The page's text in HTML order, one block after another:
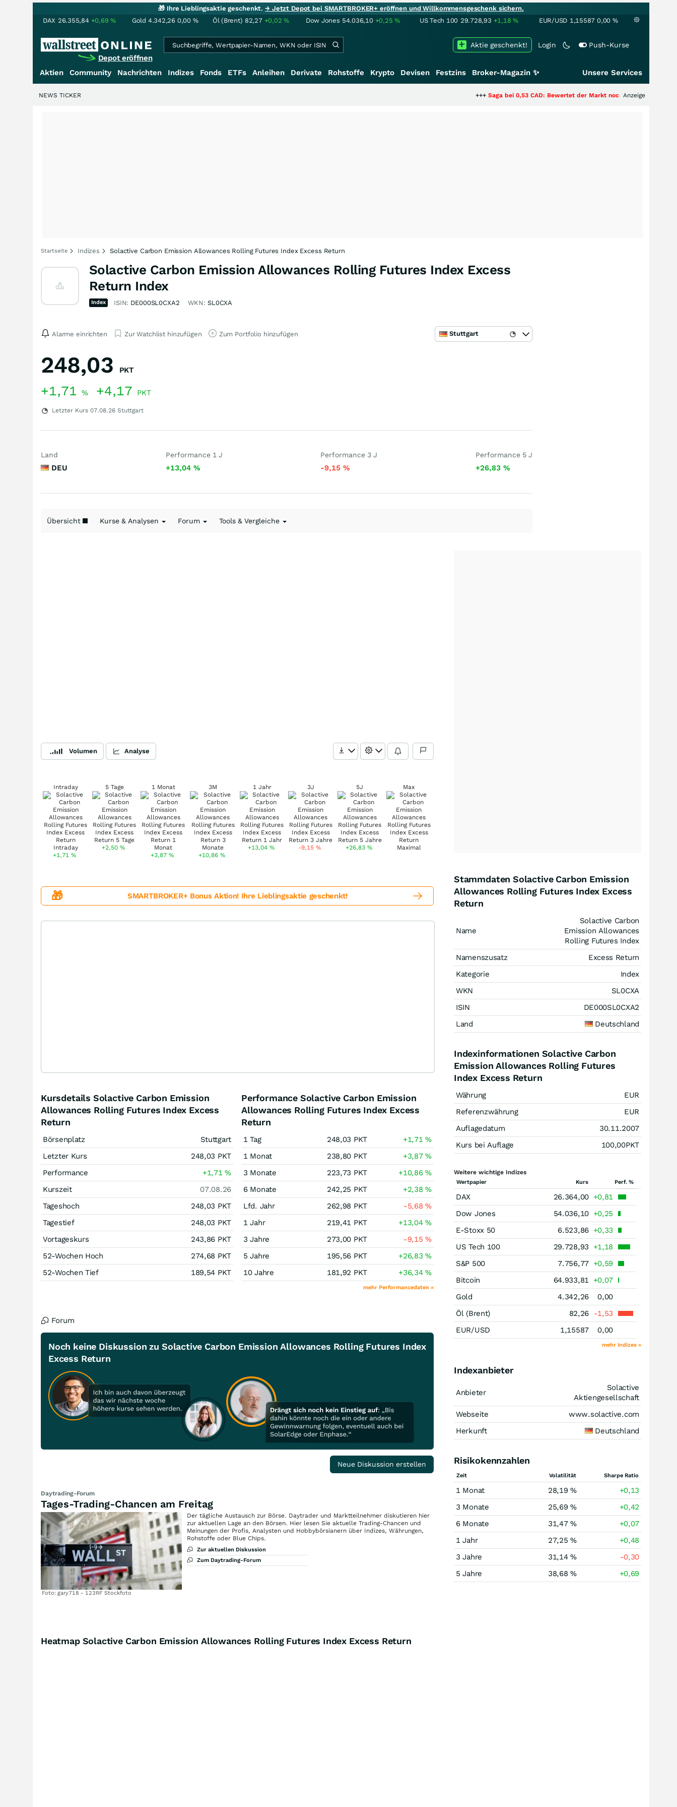
🎁 Ihre Lieblingsaktie geschenkt.→ Jetzt Depot bei SMARTBROKER+ eröffnen und Willkommensgeschenk sichern.
DAX 26.355,84 +0,69% Gold 4.342,26 0,00 % Öl (Brent) 82,27 +0,02% Dow Jones 54.036,10 +0,25% US Tech 100 29.728,93 +1,18% EUR/USD 1,15587 0,00 %
Depot eröffnen
Login Push-Kurse
Aktie geschenkt!
Aktien Community Nachrichten Indizes Fonds ETFs Anleihen Derivate Rohstoffe Krypto Devisen Festzins Broker-Magazin ✨ Unsere Services
Saga bei 0,53 CAD: Bewertet der Markt noch immer nur die Hälfte der
Anzeige
NEWS TICKER
Startseite Indizes Solactive Carbon Emission Allowances Rolling Futures Index Excess Return
Solactive Carbon Emission Allowances Rolling Futures Index Excess
Return Index
Index ISIN: DE000SL0CXA2 WKN: SL0CXA
Alarme einrichten Zur Watchlist hinzufügen Zum Portfolio hinzufügen Stuttgart
248,03 PKT
+1,71 % +4,17 PKT
Letzter Kurs 07.08.26 Stuttgart
Land
DEU
Performance 1 J
+13,04 %
Performance 3 J
-9,15%
Performance 5 J
+26,83 %
Übersicht Kurse & Analysen Forum Tools & Vergleiche
Volumen Analyse
Intraday
+1,71%
5 Tage
+2,50%
1 Monat
+3,87%
3M
+10,86%
1 Jahr
+13,04 %
3J
-9,15%
5J
+26,83 %
Max
🎁 SMARTBROKER+ Bonus Aktion! Ihre Lieblingsaktie geschenkt!
Kursdetails Solactive Carbon Emission
Allowances Rolling Futures Index Excess
Return
Börsenplatz
Stuttgart
Letzter Kurs
248,03 PKT
Performance
+1,71%
Kurszeit
07.08.26
Tageshoch
248,03 PKT
Tagestief
248,03 PKT
Vortageskurs
243,86 PKT
52-Wochen Hoch
274,68 PKT
52-Wochen Tief
189,54 PKT
Performance Solactive Carbon Emission
Allowances Rolling Futures Index Excess
Return
1 Tag 248,03 PKT +1,71%
1 Monat
238,80 PKT +3,87%
3 Monate
223,73 PKT +10,86%
6 Monate
242,25 PKT +2,38%
Lfd. Jahr
262,98 PKT -5,68%
1 Jahr
219,41 PKT +13,04%
3 Jahre
273,00 PKT -9,15%
5 Jahre
195,56 PKT +26,83%
10 Jahre
181,92 PKT +36,34%
mehr Performancedaten »
Forum
Noch keine Diskussion zu Solactive Carbon Emission Allowances Rolling Futures Index
Excess Return
Neue Diskussion erstellen
Daytrading-Forum
Tages-Trading-Chancen am Freitag
Foto: gary718 - 123RF Stockfoto
Der tägliche Austausch zur Börse. Daytrader und Marktteilnehmer diskutieren hier
zur aktuellen Lage an den Börsen. Hier lesen Sie aktuelle Trading-Chancen und
Meinungen der Profis, Analysten und Hobbybörsianern über Indizes, Währungen,
Rohstoffe oder Blue Chips.
Zur aktuellen Diskussion
Zum Daytrading-Forum
Stammdaten Solactive Carbon Emission
Allowances Rolling Futures Index Excess
Return
Name
Solactive Carbon
Emission Allowances
Rolling Futures Index
Namenszusatz
Excess Return
Kategorie
Index
WKN
SL0CXA
ISIN
DE000SL0CXA2
Land
Deutschland
Indexinformationen Solactive Carbon
Emission Allowances Rolling Futures
Index Excess Return
Währung
EUR
Referenzwährung
EUR
Auflagedatum
30.11.2007
Kurs bei Auflage
100,00PKT
Weitere wichtige Indizes
Wertpapier Kurs Perf. %
DAX 26.364,00 +0,81
Dow Jones
54.036,10 +0,25
E-Stoxx 50
6.523,86 +0,33
US Tech 100
29.728,93
+1,18
S&P 500
7.756,77 +0,59
Bitcoin
64.933,81 +0,07
Gold
4.342,26
0,00
Öl (Brent)
82,26
-1,53
EUR/USD
1,15587 0,00
mehr Indizes »
Indexanbieter
Anbieter
Solactive
Aktiengesellschaft
Webseite
www.solactive.com
Herkunft
Deutschland
Risikokennzahlen
Zeit Volatilität Sharpe Ratio
1 Monat 28,19 %
+0,13
3 Monate
25,69 %
+0,42
6 Monate
31,47 %
+0,07
1 Jahr
27,25 %
+0,48
3 Jahre
31,14 %
-0,30
5 Jahre
38,68 % +0,69
Heatmap Solactive Carbon Emission Allowances Rolling Futures Index Excess Return